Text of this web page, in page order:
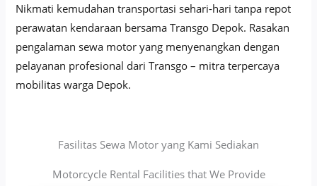
Nikmati kemudahan transportasi sehari-hari tanpa repot
perawatan kendaraan bersama Transgo Depok. Rasakan
pengalaman sewa motor yang menyenangkan dengan
pelayanan profesional dari Transgo – mitra terpercaya
mobilitas warga Depok.
Fasilitas Sewa Motor yang Kami Sediakan
Motorcycle Rental Facilities that We Provide